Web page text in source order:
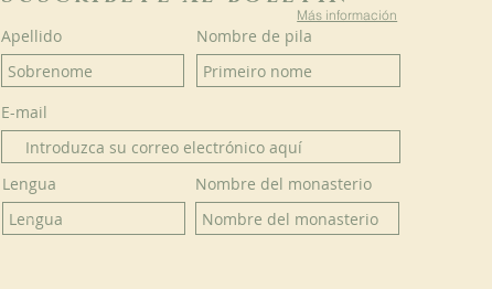
Más información
Apellido Nombre de pila
E-mail
Lengua Nombre del monasterio